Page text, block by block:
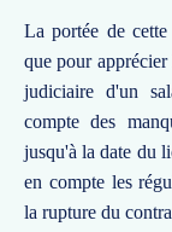
La portée de
que pour
judiciaire d'un
compte des
jusqu'à la date du
en compte les
la rupture du